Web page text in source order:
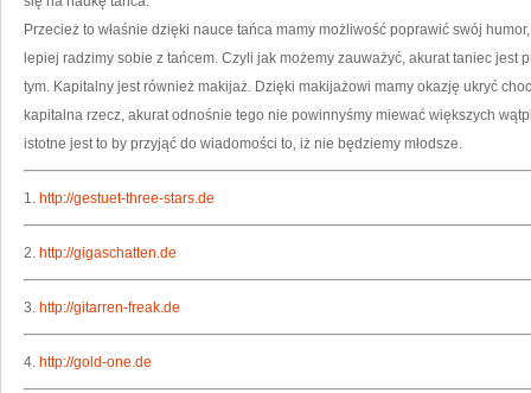
Przecież to właśnie dzięki nauce tańca mamy możliwość poprawić swój
lepiej radzimy sobie z tańcem. Czyli jak możemy zauważyć, akurat taniec jest
tym. Kapitalny jest również makijaż. Dzięki makijażowi mamy okazję ukryć
kapitalna rzecz, akurat odnośnie tego nie powinnyśmy miewać większych
istotne jest to by przyjąć do wiadomości to, iż nie będziemy młodsze.
1. http://gestuet-three-stars.de
2. http://gigaschatten.de
3. http://gitarren-freak.de
4. http://gold-one.de